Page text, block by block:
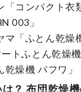
「コンパクト衣
003」
マ「ふとん乾燥
トふとん乾燥
乾燥機 パフワ」
？ 布団乾燥